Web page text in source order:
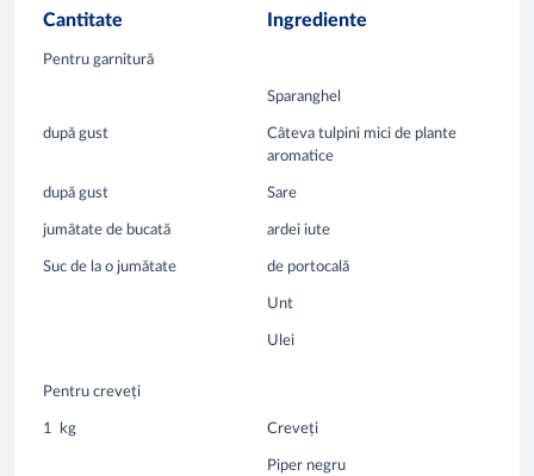
Cantitate Ingrediente
Pentru garnitură
Sparanghel
după gust
Câteva tulpini mici de plante
aromatice
după gust Sare
jumătate de bucată ardei iute
Suc de la o jumătate de portocală
Unt
Ulei
Pentru creveți
1 kg Creveți
Piper negru